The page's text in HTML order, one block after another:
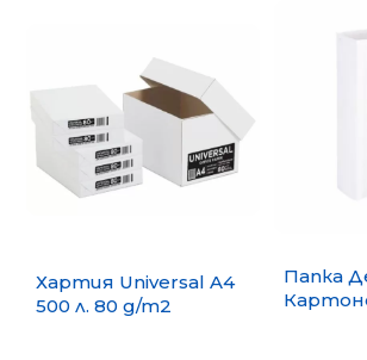
Хартия Universal A4
500 л. 80 g/m2
Папка